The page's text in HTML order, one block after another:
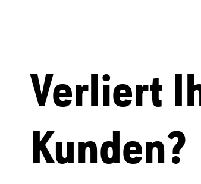
Verliert
Kunden?